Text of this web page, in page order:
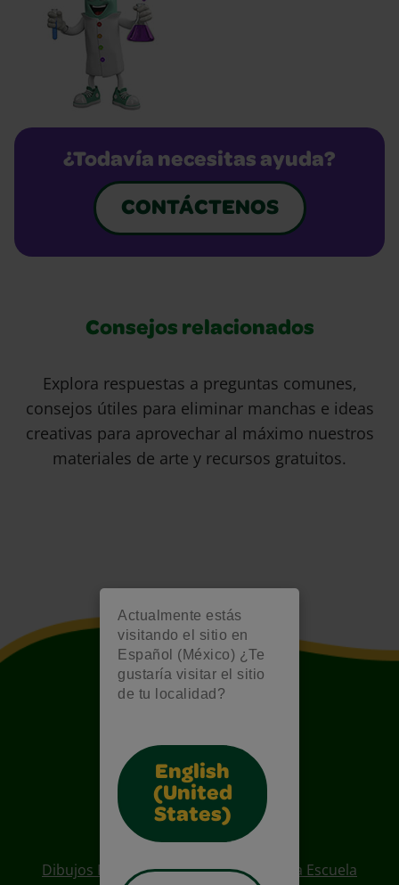
Actualmente estás
visitando el sitio en
Español (México) ¿Te
gustaría visitar el sitio
de tu localidad?
English
(United
States)
¿Todavía necesitas ayuda?
CONTÁCTENOS
Consejos relacionados
Explora respuestas a preguntas comunes,
consejos útiles para eliminar manchas e ideas
creativas para aprovechar al máximo nuestros
materiales de arte y recursos gratuitos.
Also of Interest
Dibujos Para Colorear De Regreso A La Escuela